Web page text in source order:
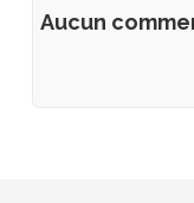
Aucun